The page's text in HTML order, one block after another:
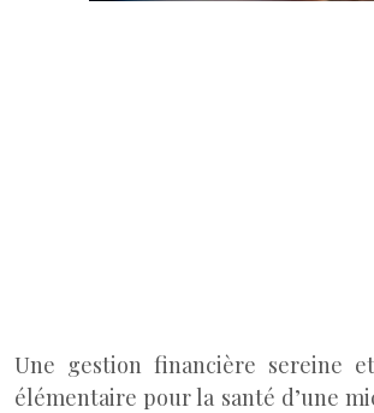
Une gestion financière sereine
élémentaire pour la santé d’une